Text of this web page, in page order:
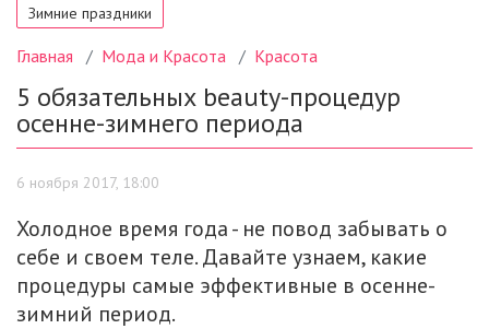
Зимние праздники
Главная Мода и Красота Красота
5 обязательных beauty-процедур
осенне-зимнего периода
6 ноября 2017, 18:00
Холодное время года - не повод забывать о
себе и своем теле. Давайте узнаем, какие
процедуры самые эффективные в осенне-
зимний период.